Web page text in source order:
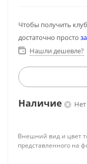
Чтобы получить
достаточно просто
Нашли дешевле?
Наличие
Внешний вид и цвет
представленного на